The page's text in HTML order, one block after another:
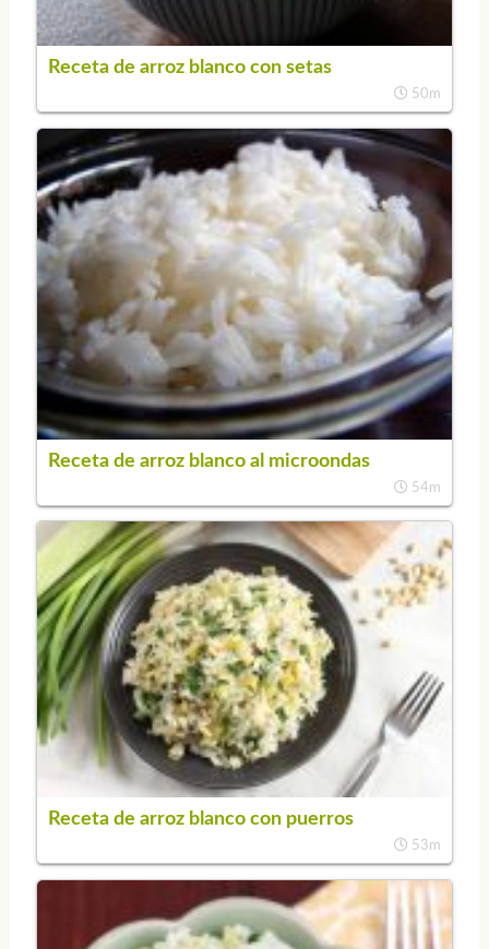
Receta de arroz blanco con setas
50m
Receta de arroz blanco al microondas
54m
Receta de arroz blanco con puerros
53m